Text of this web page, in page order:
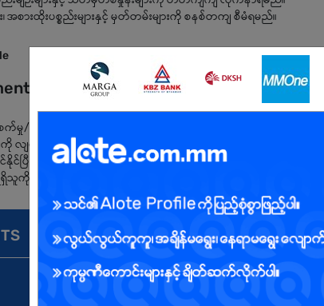
အစားထိုးပစ္စည်းများနှင့် မှတ်တမ်းများကို စနစ်တကျ စီမံရမည်။
မှု/မက်ကနစ်ဆိုင်ရာ အတွေ့အကြုံရှိသူ ဖြစ်ရမည်
လျင်မြန်စွာ ခွဲခြားသိရှိ ပြုပြင်နိုင်ရမည်
ပြီး ဆက်သွယ်ပြောဆိုမှု ကောင်းမွန်ရမည်
းစားပေး စဉ်းစားပါမည်